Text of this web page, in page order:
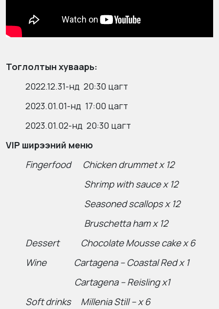
Тоглолтын хуваарь:
2022.12.31-нд 20:30 цагт
2023.01.01-нд 17:00 цагт
2023.01.02-нд 20:30 цагт
VIP ширээний меню
Fingerfood Chicken drummet x 12
Shrimp with sauce x 12
Seasoned scallops x 12
Bruschetta ham x 12
Dessert Chocolate Mousse cake x 6
Wine Cartagena – Coastal Red x 1
Cartagena – Reisling x1
Soft drinks Millenia Still – x 6